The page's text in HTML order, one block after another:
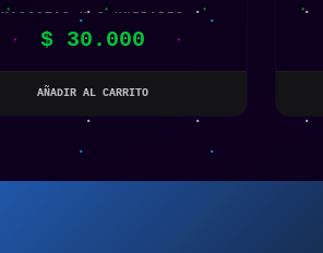
MASCOTAS X 2 UNIDADES
$30.000
AÑADIR AL CARRITO